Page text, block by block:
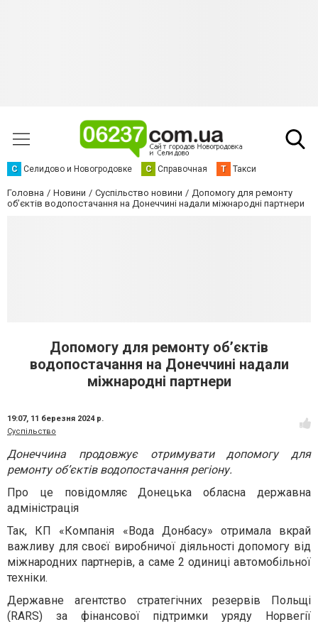
С Селидово и Новогродовке С Справочная Т Такси
Головна Новини Суспільство новини
Допомогу для ремонту
об’єктів водопостачання на Донеччині надали міжнародні партнери
Допомогу для ремонту об’єктів
водопостачання на Донеччині надали
міжнародні партнери
19:07, 11 березня 2024 р.
Суспільство
Донеччина продовжує отримувати допомогу для
ремонту об’єктів водопостачання регіону.
Про це повідомляє Донецька обласна державна
адміністрація
Так, КП «Компанія «Вода Донбасу» отримала вкрай
важливу для своєї виробничої діяльності допомогу від
міжнародних партнерів, а саме 2 одиниці автомобільної
техніки.
Державне агентство стратегічних резервів Польщі
(RARS) за фінансової підтримки уряду Норвегії